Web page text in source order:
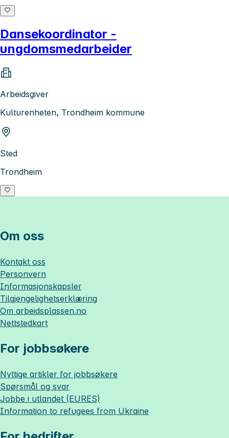
Dansekoordinator -
ungdomsmedarbeider
Arbeidsgiver
Kulturenheten, Trondheim kommune
Sted
Trondheim
Om oss
Kontakt oss
Personvern
Informasjonskapsler
Tilgjengelighetserklæring
Om arbeidsplassen.no
Nettstedkart
For jobbsøkere
Nyttige artikler for jobbsøkere
Spørsmål og svar
Jobbe i utlandet (EURES)
Information to refugees from Ukraine